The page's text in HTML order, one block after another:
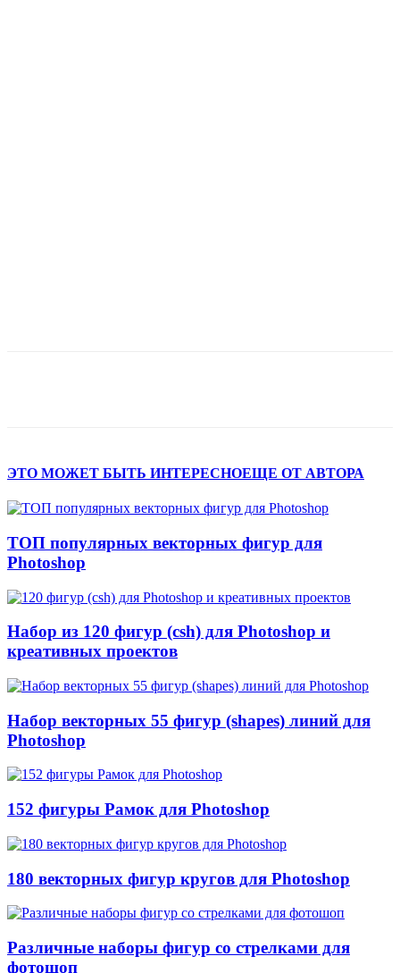
ЭТО МОЖЕТ БЫТЬ ИНТЕРЕСНОЕЩЕ ОТ АВТОРА
ТОП популярных векторных фигур для
Photoshop
Набор из 120 фигур (csh) для Photoshop и
креативных проектов
Набор векторных 55 фигур (shapes) линий для
Photoshop
152 фигуры Рамок для Photoshop
180 векторных фигур кругов для Photoshop
Различные наборы фигур со стрелками для
фотошоп